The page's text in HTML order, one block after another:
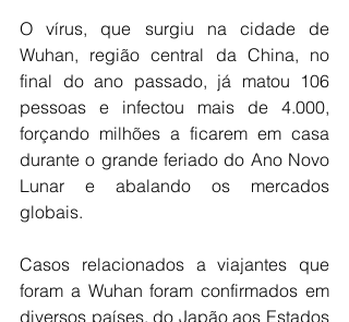
O vírus, que surgiu na cidade de
Wuhan, região central da China, no
final do ano passado, já matou 106
pessoas e infectou mais de 4.000,
forçando milhões a ficarem em casa
durante o grande feriado do Ano Novo
Lunar e abalando os mercados
globais.
Casos relacionados a viajantes que
foram a Wuhan foram confirmados em
diversos países, do Japão aos Estados